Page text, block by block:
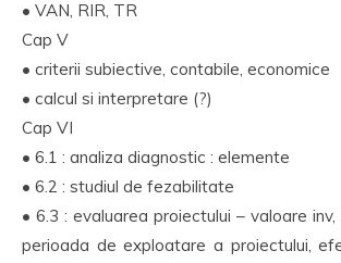
• VAN, RIR, TR
Cap V
• criterii subiective, contabile, economice
• calcul si interpretare (?)
Cap VI
• 6.1 : analiza diagnostic : elemente
• 6.2 : studiul de fezabilitate
• 6.3 : evaluarea proiectului – valoare
perioada de exploatare a proiectului,